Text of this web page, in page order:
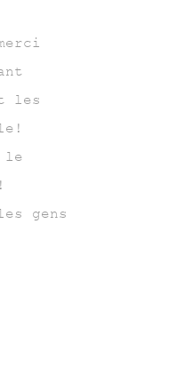
les
le
gens